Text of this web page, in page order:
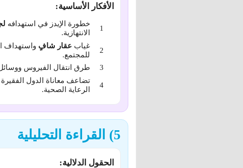
الأفكار الأساسية:
خطورة الإيدز في استهدافه
الانتهازية.
غياب عقار شافٍ واستهداف
للمجتمع.
طرق انتقال الفيروس ووسائل
تضاعف معاناة الدول
الرعاية الصحية.
5) القراءة التحليلية
الحقول الدلالية: